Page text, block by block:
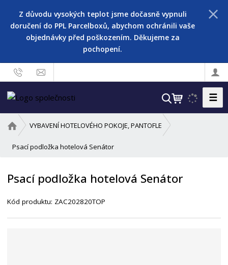
Z důvodu vysokých teplot jsme dočasně vypnuli
doručení do PPL Parcelboxů, abychom ochránili vaše
objednávky před poškozením. Děkujeme za
pochopení.
V
t
☰
v
o
í
t
VYBAVENÍ HOTELOVÉHO POKOJE, PANTOFLE
Psací podložka hotelová Senátor
Psací podložka hotelová Senátor
Kód produktu: ZAC202820TOP